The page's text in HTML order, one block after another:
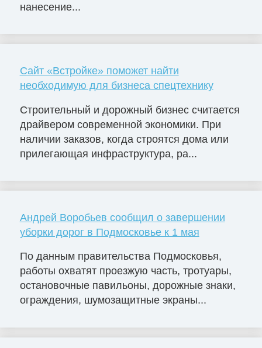
нанесение...
Сайт «Встройке» поможет найти
необходимую для бизнеса спецтехнику
Строительный и дорожный бизнес считается
драйвером современной экономики. При
наличии заказов, когда строятся дома или
прилегающая инфраструктура, ра...
Андрей Воробьев сообщил о завершении
уборки дорог в Подмосковье к 1 мая
По данным правительства Подмосковья,
работы охватят проезжую часть, тротуары,
остановочные павильоны, дорожные знаки,
ограждения, шумозащитные экраны...